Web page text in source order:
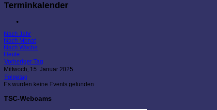
Terminkalender
Nach Jahr
Nach Monat
Nach Woche
Heute
Vorheriger Tag
Mittwoch, 15. Januar 2025
Folgetag
Es wurden keine Events gefunden
TSC-Webcams